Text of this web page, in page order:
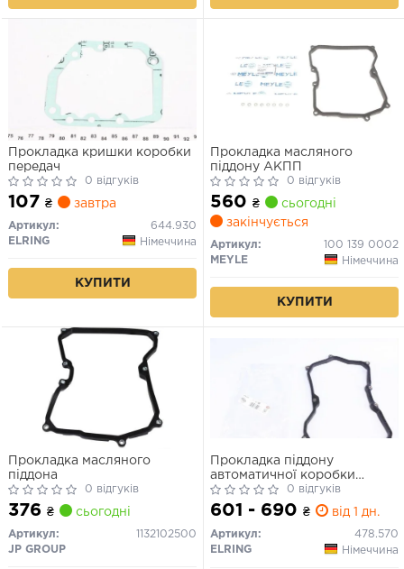
Прокладка кришки коробки
передач
0 відгуків
107 ₴ завтра
Артикул:
644.930
ELRING
Німеччина
КУПИТИ
Прокладка масляного
піддону АКПП
0 відгуків
560 ₴
сьогодні
закінчується
Артикул:
100 139 0002
MEYLE
Німеччина
КУПИТИ
Прокладка масляного
піддона
0 відгуків
376 ₴ сьогодні
Артикул:
1132102500
JP GROUP
Прокладка піддону
автоматичної коробки
передач
0 відгуків
601 - 690 ₴ від 1 дн.
Артикул:
478.570
ELRING
Німеччина